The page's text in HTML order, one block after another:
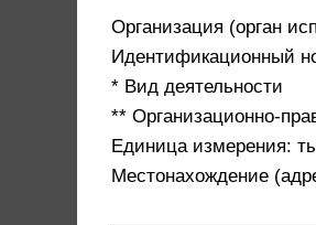
Организация (орган
Идентификационный
* Вид деятельности
** Организационно-
Единица измерения:
Местонахождение